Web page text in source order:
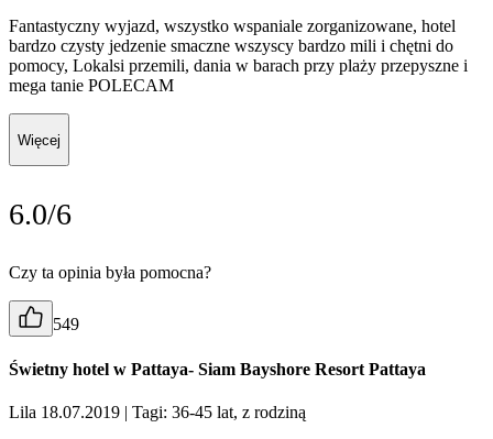
Fantastyczny wyjazd, wszystko wspaniale zorganizowane, hotel
bardzo czysty jedzenie smaczne wszyscy bardzo mili i chętni do
pomocy, Lokalsi przemili, dania w barach przy plaży przepyszne i
mega tanie POLECAM
Więcej
6.0/6
Czy ta opinia była pomocna?
549
Świetny hotel w Pattaya- Siam Bayshore Resort Pattaya
Lila 18.07.2019
| Tagi: 36-45 lat, z rodziną